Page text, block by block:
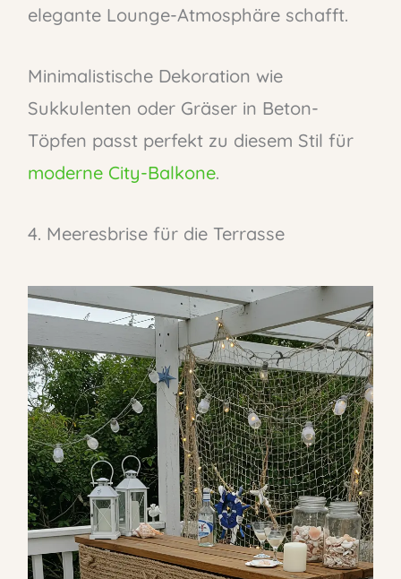
elegante Lounge-Atmosphäre schafft.
Minimalistische Dekoration wie
Sukkulenten oder Gräser in Beton-
Töpfen passt perfekt zu diesem Stil für
moderne City-Balkone.
4. Meeresbrise für die Terrasse